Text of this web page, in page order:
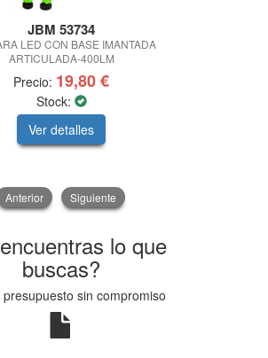
JBM 53734
LED CON BASE IMANTADA
ARTICULADA-400LM
Precio: 19,80 €
Stock:
Ver detalles
Anterior Siguiente
lo que
buscas?
presupuesto sin compromiso